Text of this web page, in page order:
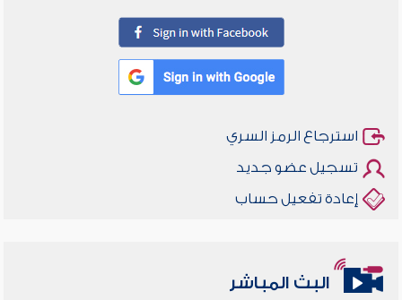
استرجاع الرمز السري
تسجيل عضو جديد
إعادة تفعيل حساب
البث المباشر